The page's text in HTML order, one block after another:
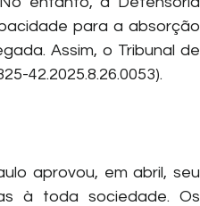
para a absorção
Assim, o Tribunal de
42.2025.8.26.0053).
aprovou, em abril, seu
à toda sociedade. Os